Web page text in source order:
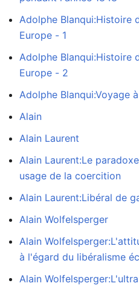
Adolphe Blanqui:Histoire
Europe - 1
Adolphe Blanqui:Histoire
Europe - 2
Adolphe Blanqui:Voyage
Alain
Alain Laurent
Alain Laurent:Le
usage de la coercition
Alain Laurent:Libéral de
Alain Wolfelsperger
Alain
à l'égard du libéralisme
Alain